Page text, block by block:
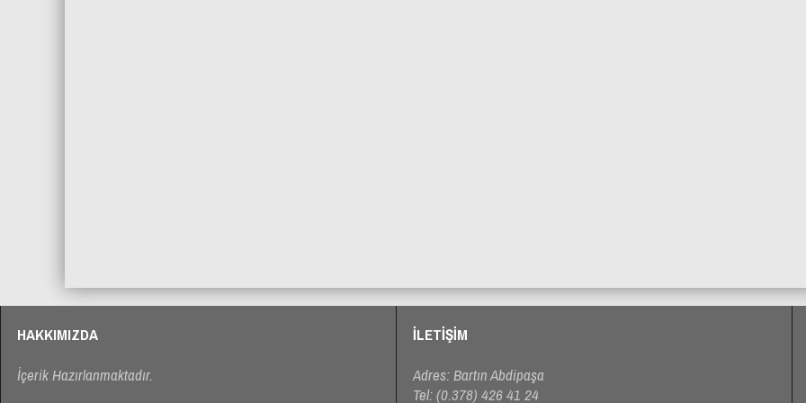
HAKKIMIZDA
İçerik Hazırlanmaktadır.
İLETİŞİM
Adres: Bartın Abdipaşa
Tel:(0.378) 426 41 24